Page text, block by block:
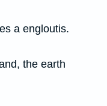
a engloutis.
the earth